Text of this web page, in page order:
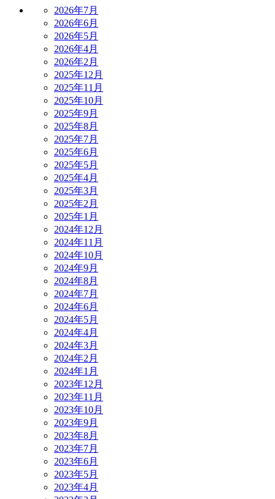
2026年7月
2026年6月
2026年5月
2026年4月
2026年2月
2025年12月
2025年11月
2025年10月
2025年9月
2025年8月
2025年7月
2025年6月
2025年5月
2025年4月
2025年3月
2025年2月
2025年1月
2024年12月
2024年11月
2024年10月
2024年9月
2024年8月
2024年7月
2024年6月
2024年5月
2024年4月
2024年3月
2024年2月
2024年1月
2023年12月
2023年11月
2023年10月
2023年9月
2023年8月
2023年7月
2023年6月
2023年5月
2023年4月